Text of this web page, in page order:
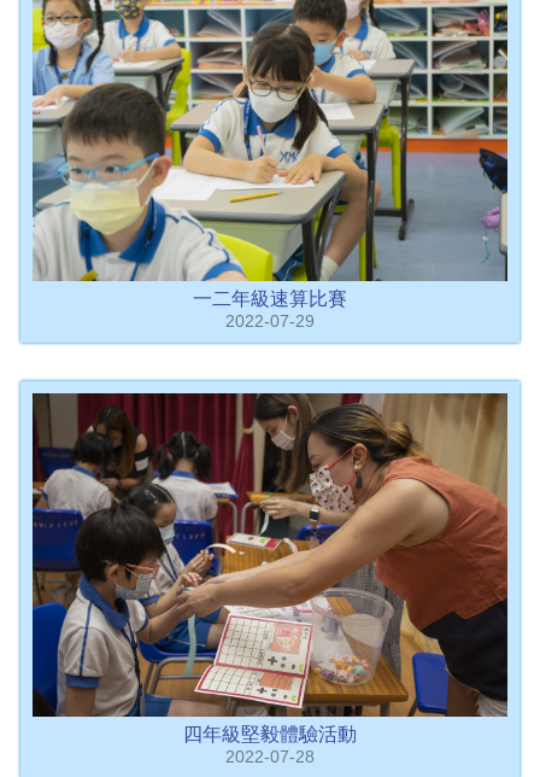
一二年級速算比賽
2022-07-29
四年級堅毅體驗活動
2022-07-28